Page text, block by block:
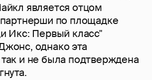
является отцом
по площадке
Икс: Первый класс"
однако эта
и не была подтверждена